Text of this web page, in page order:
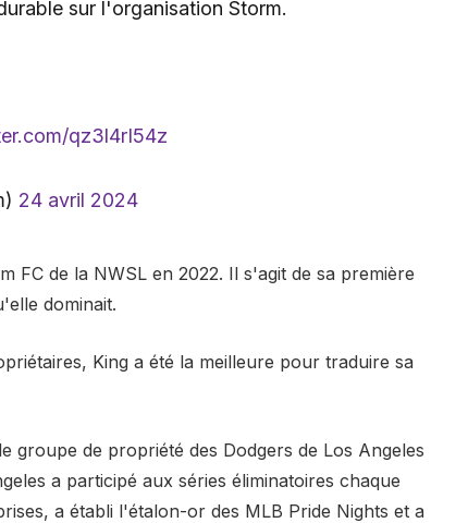
sur l'organisation Storm.
qz3l4rI54z
24 avril 2024
FC de la NWSL en 2022. Il s'agit de sa première
dominait.
King a été la meilleure pour traduire sa
groupe de propriété des Dodgers de Los Angeles
a participé aux séries éliminatoires chaque
a établi l'étalon-or des MLB Pride Nights et a